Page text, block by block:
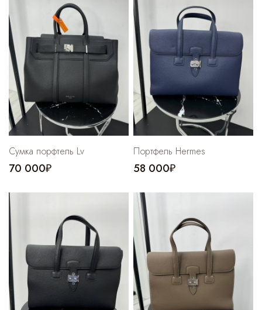
Сумка порфтель Lv
70 000₽
Портфель Hermes
58 000₽